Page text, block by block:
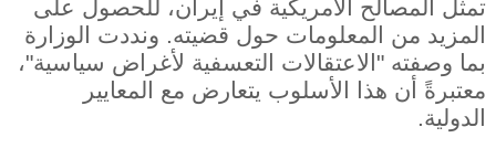
تمثل المصالح الأمريكية في إيران، للحصول على
المزيد من المعلومات حول قضيته. ونددت الوزارة
بما وصفته "الاعتقالات التعسفية لأغراض سياسية"،
معتبرةً أن هذا الأسلوب يتعارض مع المعايير
الدولية.